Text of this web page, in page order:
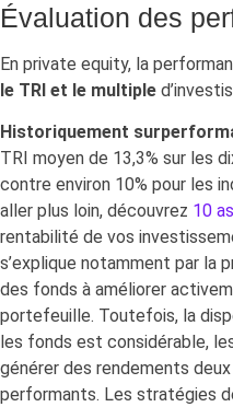
Évaluation des
En private equity, la
le TRI et le multiple
Historiquement
TRI moyen de 13,3% sur les
contre environ 10% pour les
aller plus loin, découvrez 10
rentabilité de vos
s’explique notamment par la
des fonds à améliorer
portefeuille. Toutefois, la
les fonds est considérable,
générer des rendements
performants. Les stratégies